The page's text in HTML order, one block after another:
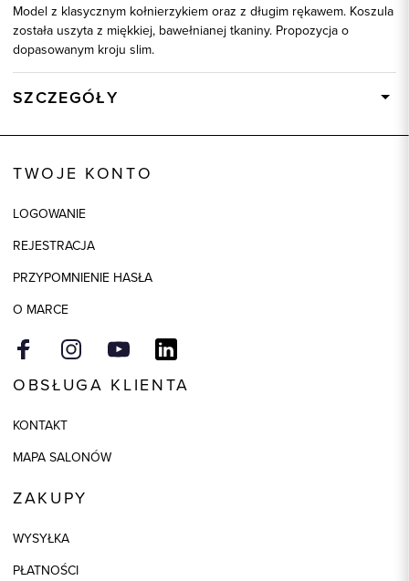
Model z klasycznym kołnierzykiem oraz z długim rękawem. Koszula
została uszyta z miękkiej, bawełnianej tkaniny. Propozycja o
dopasowanym kroju slim.
SZCZEGÓŁY
Skład tkaniny
Model
TWOJE KONTO
LOGOWANIE
REJESTRACJA
PRZYPOMNIENIE HASŁA
O MARCE
OBSŁUGA KLIENTA
KONTAKT
MAPA SALONÓW
ZAKUPY
WYSYŁKA
PŁATNOŚCI